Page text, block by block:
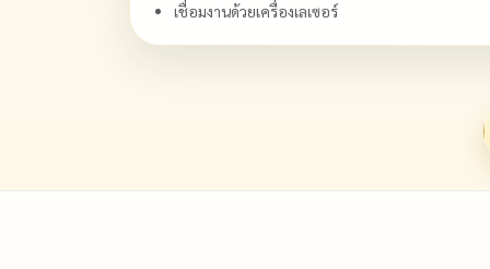
เชื่อมงานด้วยเครื่องเลเซอร์